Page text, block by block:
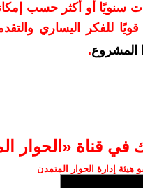
بمبلغ 10 دولارات سنويًا أو
للفكر اليساري
المشروع.
في قناة ‫«الحوار
إدارة الحوار المتمدن